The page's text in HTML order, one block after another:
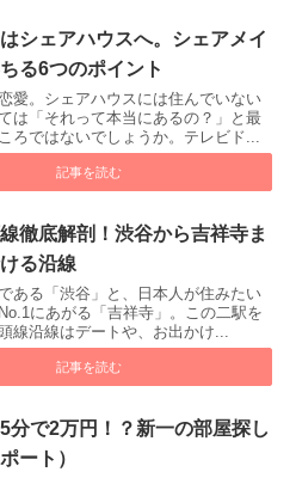
シェアハウスへ。シェアメイ
る6つのポイント
愛。シェアハウスには住んでいない
は「それって本当にあるの？」と最
ろではないでしょうか。テレビド...
記事を読む
徹底解剖！渋谷から吉祥寺ま
る沿線
ある「渋谷」と、日本人が住みたい
にあがる「吉祥寺」。この二駅を
線沿線はデートや、お出かけ...
記事を読む
分で2万円！？新一の部屋探し
ート）